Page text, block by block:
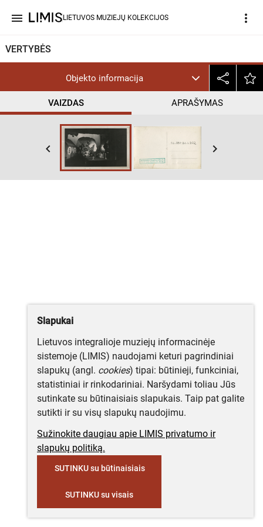
menu LIETUVOS MUZIEJŲ KOLEKCIJOS more_vert
VERTYBĖS
Objekto informacija
VAIZDAS APRAŠYMAS
keyboard_arrow_left keyboard_arrow_right
Slapukai
Lietuvos integralioje muziejų informacinėje
sistemoje (LIMIS) naudojami keturi pagrindiniai
slapukų (angl. cookies) tipai: būtinieji, funkciniai,
statistiniai ir rinkodariniai. Naršydami toliau Jūs
sutinkate su būtinaisiais slapukais. Taip pat galite
sutikti ir su visų slapukų naudojimu.
Sužinokite daugiau apie LIMIS privatumo ir
slapukų politiką.
SUTINKU su būtinaisiais
SUTINKU su visais